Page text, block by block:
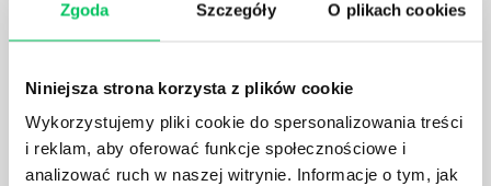
Zgoda Szczegóły O plikach cookies
Niniejsza strona korzysta z plików cookie
Wykorzystujemy pliki cookie do spersonalizowania treści
i reklam, aby oferować funkcje społecznościowe i
analizować ruch w naszej witrynie. Informacje o tym, jak
zespołu potrafi być nie lada wyzwaniem, zalicza się
jednak do najważniejszych zadań każdego